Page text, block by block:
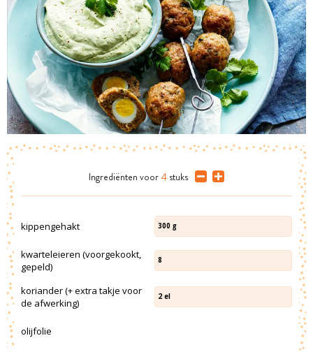
Ingrediënten voor 4 stuks
kippengehakt 300 g
kwarteleieren (voorgekookt,
gepeld)
8
koriander (+ extra takje voor
de afwerking)
2 el
olijfolie